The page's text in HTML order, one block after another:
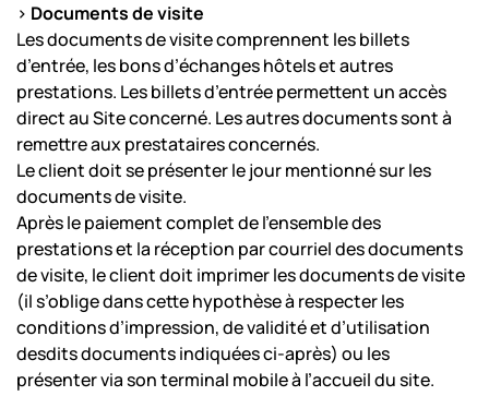
> Documents de visite
Les documents de visite comprennent les billets
d’entrée, les bons d’échanges hôtels et autres
prestations. Les billets d’entrée permettent un accès
direct au Site concerné. Les autres documents sont à
remettre aux prestataires concernés.
Le client doit se présenter le jour mentionné sur les
documents de visite.
Après le paiement complet de l’ensemble des
prestations et la réception par courriel des documents
de visite, le client doit imprimer les documents de visite
(il s’oblige dans cette hypothèse à respecter les
conditions d’impression, de validité et d’utilisation
desdits documents indiquées ci-après) ou les
présenter via son terminal mobile à l’accueil du site.